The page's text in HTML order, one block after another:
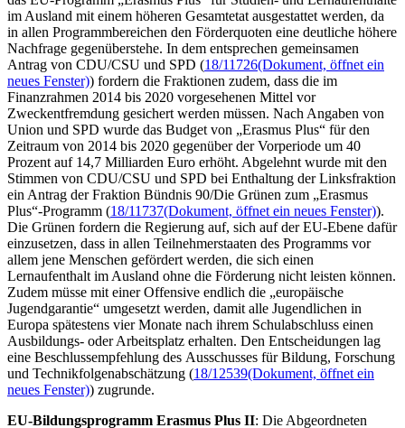
im Ausland mit einem höheren Gesamtetat ausgestattet werden, da
in allen Programmbereichen den Förderquoten eine deutliche höhere
Nachfrage gegenüberstehe. In dem entsprechen gemeinsamen
Antrag von CDU/CSU und SPD (18/11726(Dokument, öffnet ein
neues Fenster)) fordern die Fraktionen zudem, dass die im
Finanzrahmen 2014 bis 2020 vorgesehenen Mittel vor
Zweckentfremdung gesichert werden müssen. Nach Angaben von
Union und SPD wurde das Budget von „Erasmus Plus“ für den
Zeitraum von 2014 bis 2020 gegenüber der Vorperiode um 40
Prozent auf 14,7 Milliarden Euro erhöht. Abgelehnt wurde mit den
Stimmen von CDU/CSU und SPD bei Enthaltung der Linksfraktion
ein Antrag der Fraktion Bündnis 90/Die Grünen zum „Erasmus
Plus“-Programm (18/11737(Dokument, öffnet ein neues Fenster)).
Die Grünen fordern die Regierung auf, sich auf der EU-Ebene dafür
einzusetzen, dass in allen Teilnehmerstaaten des Programms vor
allem jene Menschen gefördert werden, die sich einen
Lernaufenthalt im Ausland ohne die Förderung nicht leisten können.
Zudem müsse mit einer Offensive endlich die „europäische
Jugendgarantie“ umgesetzt werden, damit alle Jugendlichen in
Europa spätestens vier Monate nach ihrem Schulabschluss einen
Ausbildungs- oder Arbeitsplatz erhalten. Den Entscheidungen lag
eine Beschlussempfehlung des Ausschusses für Bildung, Forschung
und Technikfolgenabschätzung (18/12539(Dokument, öffnet ein
neues Fenster)) zugrunde.
EU-Bildungsprogramm Erasmus Plus II: Die Abgeordneten